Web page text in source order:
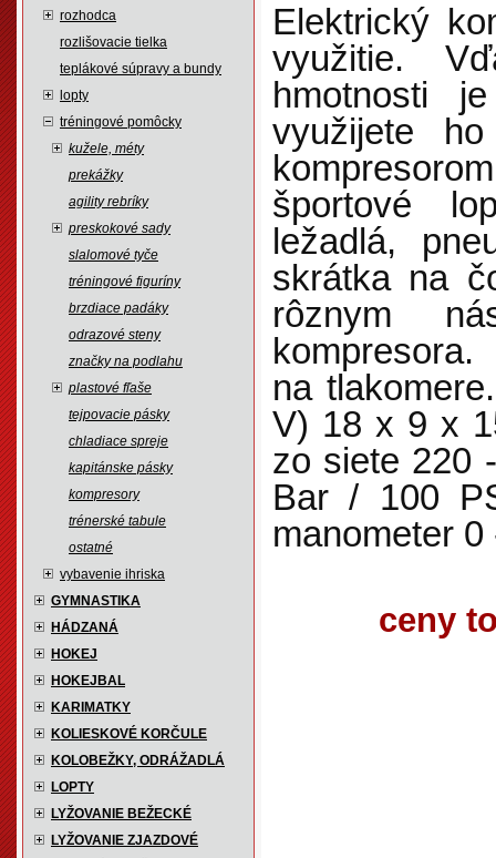
rozhodca
rozlišovacie tielka
teplákové súpravy a bundy
lopty
tréningové pomôcky
kužele, méty
prekážky
agility rebríky
preskokové sady
slalomové tyče
tréningové figuríny
brzdiace padáky
odrazové steny
značky na podlahu
plastové fľaše
tejpovacie pásky
chladiace spreje
kapitánske pásky
kompresory
trénerské tabule
ostatné
vybavenie ihriska
GYMNASTIKA
HÁDZANÁ
HOKEJ
HOKEJBAL
KARIMATKY
KOLIESKOVÉ KORČULE
KOLOBEŽKY, ODRÁŽADLÁ
LOPTY
LYŽOVANIE BEŽECKÉ
LYŽOVANIE ZJAZDOVÉ
Elektrický
využitie.
hmotnosti
využijete
športové
ležadlá,
skrátka na
rôznym
na
V) 18 x 9 x
zo siete 220
Bar / 100
manometer
ceny